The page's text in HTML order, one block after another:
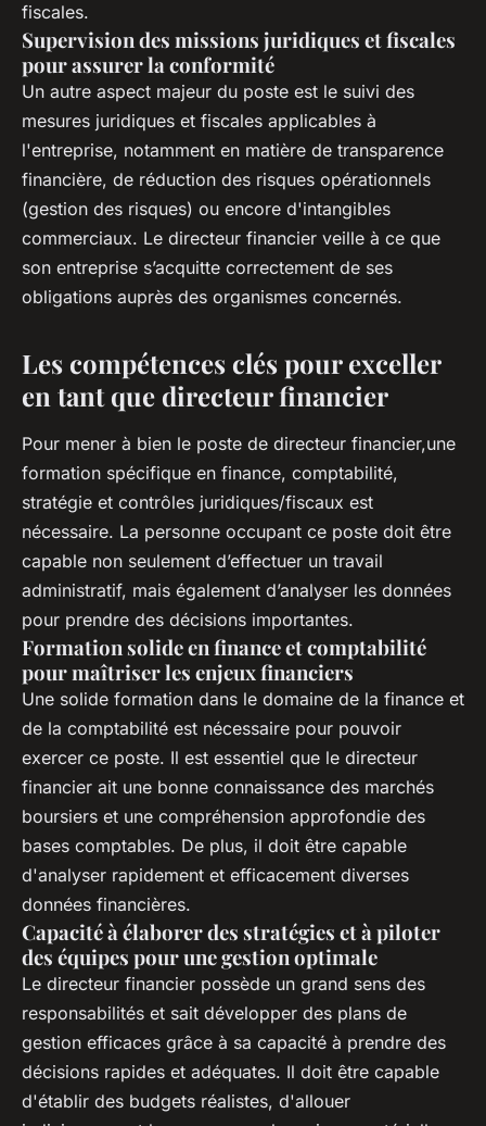
fiscales.
Supervision des missions juridiques et fiscales
pour assurer la conformité
Un autre aspect majeur du poste est le suivi des
mesures juridiques et fiscales applicables à
l'entreprise, notamment en matière de transparence
financière, de réduction des risques opérationnels
(gestion des risques) ou encore d'intangibles
commerciaux. Le directeur financier veille à ce que
son entreprise s’acquitte correctement de ses
obligations auprès des organismes concernés.
Les compétences clés pour exceller
en tant que directeur financier
Pour mener à bien le poste de directeur financier,une
formation spécifique en finance, comptabilité,
stratégie et contrôles juridiques/fiscaux est
nécessaire. La personne occupant ce poste doit être
capable non seulement d’effectuer un travail
administratif, mais également d’analyser les données
pour prendre des décisions importantes.
Formation solide en finance et comptabilité
pour maîtriser les enjeux financiers
Une solide formation dans le domaine de la finance et
de la comptabilité est nécessaire pour pouvoir
exercer ce poste. Il est essentiel que le directeur
financier ait une bonne connaissance des marchés
boursiers et une compréhension approfondie des
bases comptables. De plus, il doit être capable
d'analyser rapidement et efficacement diverses
données financières.
Capacité à élaborer des stratégies et à piloter
des équipes pour une gestion optimale
Le directeur financier possède un grand sens des
responsabilités et sait développer des plans de
gestion efficaces grâce à sa capacité à prendre des
décisions rapides et adéquates. Il doit être capable
d'établir des budgets réalistes, d'allouer